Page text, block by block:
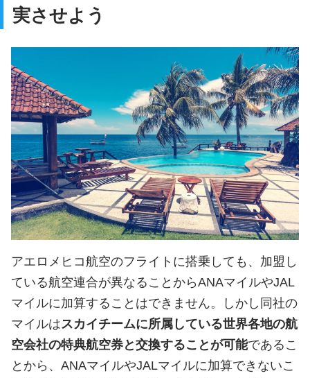
実させよう
アエロメヒコ航空のフライトに搭乗しても、加盟し
ている航空連合が異なることからANAマイルやJAL
マイルに加算することはできません。しかし同社の
マイルはスカイチームに所属している世界各地の航
空会社の特典航空券と交換することが可能であるこ
とから、ANAマイルやJALマイルに加算できないこ